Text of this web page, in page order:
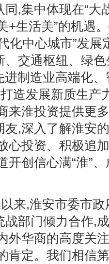
,集中体现在“大
+生活美”的机遇
化中心城市”发展
、交通枢纽、绿
进制造业高端化
造发展新质生产
来淮投资提供更
友,深入了解淮安
心投资、积极追
开创信心满“淮”、
来,淮安市委市
战部门倾力合作,
外华商的高度关
肯定。我们相信